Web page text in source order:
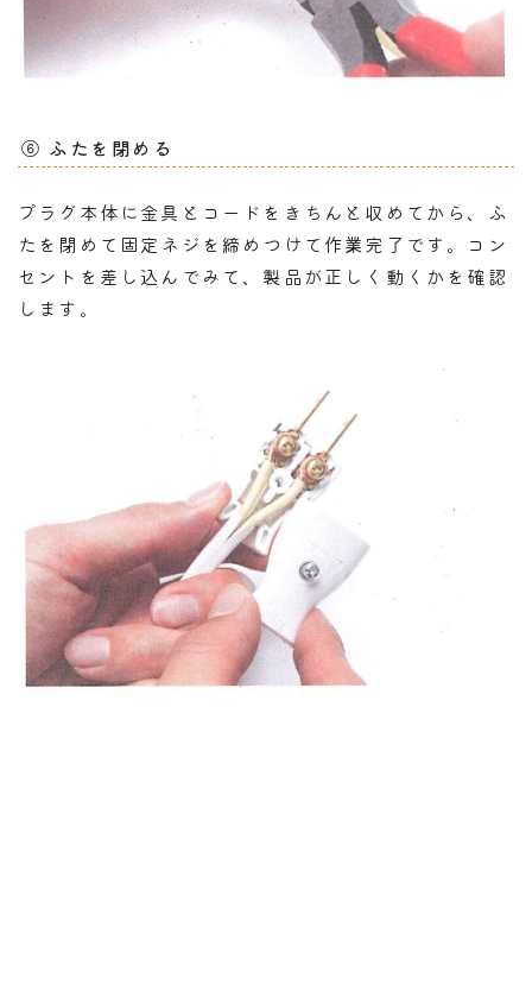
⑥ ふたを閉める
プラグ本体に金具とコードをきちんと収めてから、ふ
たを閉めて固定ネジを締めつけて作業完了です。コン
セントを差し込んでみて、製品が正しく動くかを確認
します。